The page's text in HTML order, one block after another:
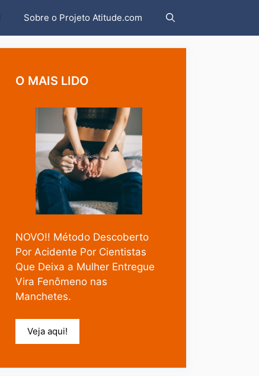
Sobre o Projeto Atitude.com
O MAIS LIDO
NOVO!! Método Descoberto
Por Acidente Por Cientistas
Que Deixa a Mulher Entregue
Vira Fenômeno nas
Manchetes.
Veja aqui!